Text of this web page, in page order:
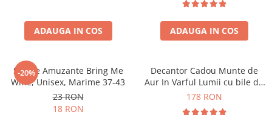
ADAUGA IN COS ADAUGA IN COS
-20%
Sosete Amuzante Bring Me
Wine, Unisex, Marime 37-43
23 RON
18 RON
Decantor Cadou Munte de
Aur In Varful Lumii cu bile de
curatare
178 RON